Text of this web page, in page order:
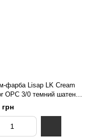
фарба Lisap LK Cream
OPC 3/0 темний шатен
грн